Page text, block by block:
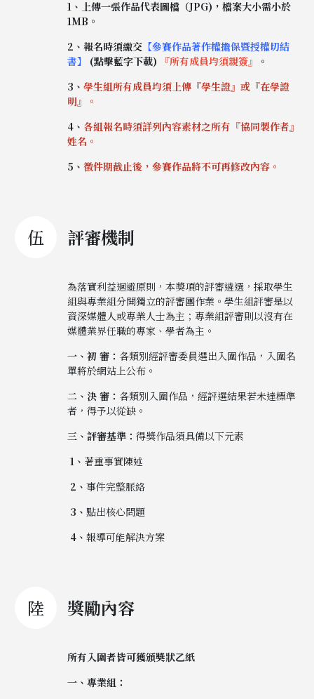
1 、上傳一張作品代表圖檔（JPG)，檔案大小需小於
1MB。
2、報名時須繳交 【參賽作品著作權擔保暨授權切結
書】
(點擊藍字下載) 『所有成員均須親簽』
。
3、 學生組所有成員均須上傳『學生證』或『在學證
明』
。
4 、 各組報名時須詳列內容素材之所有『協同製作者』
姓名。
5、 徵件期截止後，參賽作品將不可再修改內容。
伍 評審機制
為落實利益迴避原則，本獎項的評審遴選，採取學生
組與專業組分開獨立的評審團作業。學生組評審是以
資深媒體人或專業人士為主；專業組評審則以沒有在
媒體業界任職的專家、學者為主。
一、初 審： 各類別經評審委員選出入圍作品，入圍名
單將於網站上公布。
二、決 審： 各類別入圍作品，經評選結果若未達標準
者，得予以從缺。
三、評審基準： 得獎作品須具備以下元素
1 、 著重事實陳述
2 、 事件完整脈絡
3 、 點出核心問題
4 、 報導可能解決方案
陸 獎勵內容
所有入圍者皆可獲頒奬狀乙紙
一、專業組：